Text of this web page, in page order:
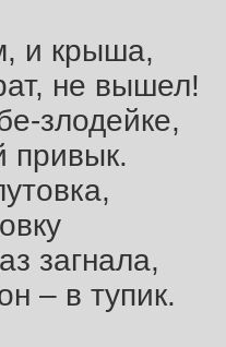
и крыша,
не вышел!
злодейке,
привык.
загнала,
– в тупик.